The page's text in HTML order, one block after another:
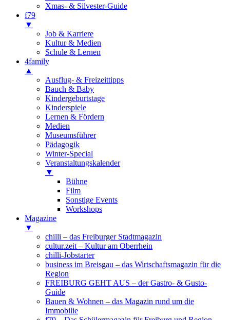
Xmas- & Silvester-Guide
f79
▼
Job & Karriere
Kultur & Medien
Schule & Lernen
4family
▲
Ausflug- & Freizeittipps
Bauch & Baby
Kindergeburtstage
Kinderspiele
Lernen & Fördern
Medien
Museumsführer
Pädagogik
Winter-Special
Veranstaltungskalender
▼
Bühne
Film
Sonstige Events
Workshops
Magazine
▼
chilli – das Freiburger Stadtmagazin
cultur.zeit – Kultur am Oberrhein
chilli-Jobstarter
business im Breisgau – das Wirtschaftsmagazin für die
Region
FREIBURG GEHT AUS – der Gastro- & Gusto-
Guide
Bauen & Wohnen – das Magazin rund um die
Immobilie